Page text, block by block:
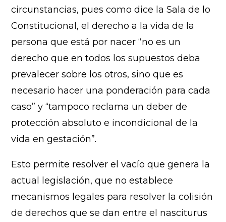
circunstancias, pues como dice la Sala de lo
Constitucional, el derecho a la vida de la
persona que está por nacer “no es un
derecho que en todos los supuestos deba
prevalecer sobre los otros, sino que es
necesario hacer una ponderación para cada
caso” y “tampoco reclama un deber de
protección absoluto e incondicional de la
vida en gestación”.
Esto permite resolver el vacío que genera la
actual legislación, que no establece
mecanismos legales para resolver la colisión
de derechos que se dan entre el nasciturus